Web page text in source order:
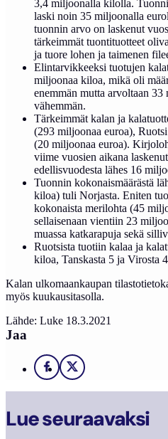
3,4 miljoonalla kilolla.
laski noin 35 miljoonalla
tuonnin arvo on laskenut
tärkeimmät tuontituotteet
ja tuore lohen ja taimenen
Elintarvikkeeksi tuotujen
miljoonaa kiloa, mikä oli
enemmän mutta arvoltaan
vähemmän.
Tärkeimmät kalan ja
(293 miljoonaa euroa),
(20 miljoonaa euroa).
viime vuosien aikana
edellisvuodesta lähes 16
Tuonnin kokonaismäärästä
kiloa) tuli Norjasta. Eniten
kokonaista merilohta (45
sellaisenaan vientiin 23
muassa katkarapuja sekä
Ruotsista tuo­tiin kalaa ja
kiloa, Tanskasta 5 ja Virosta
Kalan ulkomaankaupan
myös kuukausitasolla.
Lähde: Luke 18.3.2021
Jaa
Facebook
X
Lue seuraavaksi